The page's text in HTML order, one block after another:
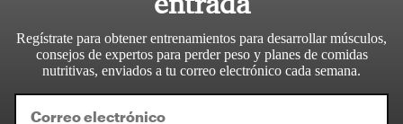
Regístrate para obtener entrenamientos para desarrollar músculos,
consejos de expertos para perder peso y planes de comidas
nutritivas, enviados a tu correo electrónico cada semana.